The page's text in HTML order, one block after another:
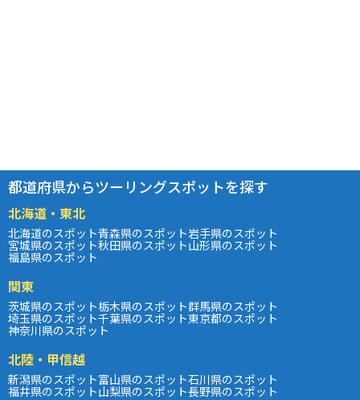
都道府県からツーリングスポットを探す
北海道・東北
北海道のスポット青森県のスポット岩手県のスポット
宮城県のスポット秋田県のスポット山形県のスポット
福島県のスポット
関東
茨城県のスポット栃木県のスポット群馬県のスポット
埼玉県のスポット千葉県のスポット東京都のスポット
神奈川県のスポット
北陸・甲信越
新潟県のスポット富山県のスポット石川県のスポット
福井県のスポット山梨県のスポット長野県のスポット